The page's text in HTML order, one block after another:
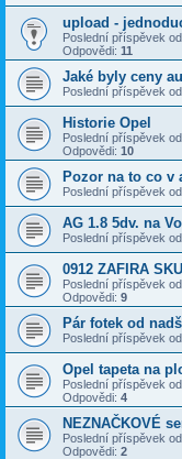
upload -
Poslední příspěvek od
Odpovědi: 11
Jaké byly ceny
Poslední příspěvek od
Historie Opel
Poslední příspěvek od
Odpovědi: 10
Pozor na to co v
Poslední příspěvek od
AG 1.8 5dv. na
Poslední příspěvek od
0912 ZAFIRA
Poslední příspěvek od
Odpovědi: 9
Pár fotek od
Poslední příspěvek od
Opel tapeta na
Poslední příspěvek od
Odpovědi: 4
NEZNAČKOVÉ
Poslední příspěvek od
Odpovědi: 2